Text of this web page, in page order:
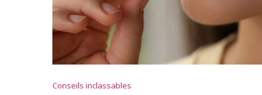
Conseils inclassables